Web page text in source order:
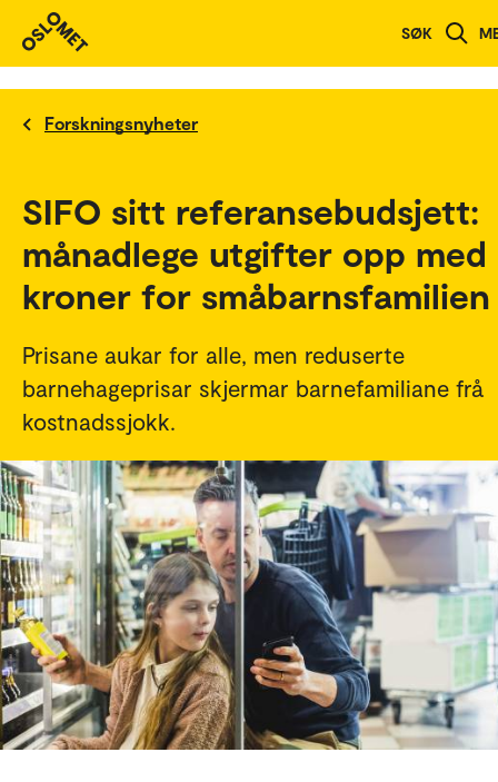
SØK
Forskningsnyheter
SIFO sitt referansebudsjett:
månadlege utgifter opp med
kroner for småbarnsfamilien
Prisane aukar for alle, men reduserte
barnehageprisar skjermar barnefamiliane frå
kostnadssjokk.